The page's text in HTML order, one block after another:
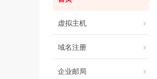
虚拟主机
域名注册
企业邮局